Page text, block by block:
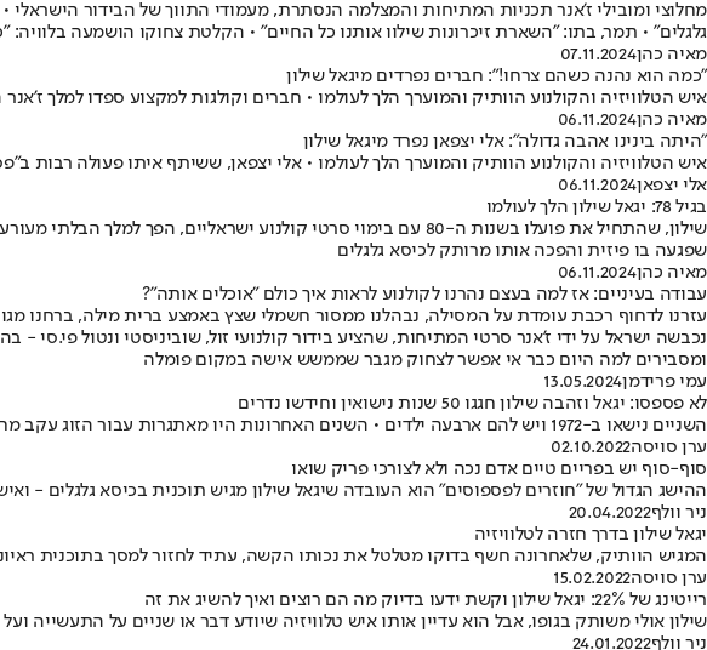
מחלוצי ומובילי ז'אנר תכניות המתיחות והמצלמה הנסתרת, מעמודי התווך של הבידור הישראלי
גלגלים" • תמר, בתו: "השארת זיכרונות שילוו אותנו כל החיים" • הקלטת צחוקו הושמעה בלוויה:
מאיה כהן07.11.2024
"כמה הוא נהנה כשהם צרחו!": חברים נפרדים מיגאל שילון
איש הטלוויזיה והקולנוע הוותיק והמוערך הלך לעולמו • חברים וקולגות למקצוע ספדו למלך
מאיה כהן06.11.2024
"היתה בינינו אהבה גדולה": אלי יצפאן נפרד מיגאל שילון
איש הטלוויזיה והקולנוע הוותיק והמוערך הלך לעולמו • אלי יצפאן, ששיתף איתו פעולה רבות
אלי יצפאן06.11.2024
בגיל 78: יגאל שילון הלך לעולמו
שילון, שהתחיל את פועלו בשנות ה-80 עם בימוי סרטי קולנוע
שפגעה בו פיזית והפכה אותו מרותק לכיסא גלגלים
מאיה כהן06.11.2024
עבודה בעיניים: אז למה בעצם נהרנו לקולנוע לראות איך כולם "אוכלים אותה"?
עזרנו לדחוף רכבת עומדת על המסילה, נבהלנו ממסור חשמלי שצץ באמצע ברית מילה, ברחנו
נכבשה ישראל על ידי ז'אנר סרטי המתיחות, שהציע בידור קולנועי זול, שוביניסטי ונטול פי.סי -
ומסבירים למה היום כבר אי אפשר לצחוק מגבר שממשש אישה במקום פומלה
עמי פרידמן13.05.2024
לא פספסו: יגאל וזהבה שילון חגגו 50 שנות נישואין וחידשו נדרים
השניים נישאו ב-1972 ויש להם ארבעה ילדים • השנים האחרונות היו מאתגרות עבור הזוג עקב מחלתו של שילון, שכידוע וכפי שחשף בסרט תיעודי, נשאר משותק עד גפיו התחתונות בעקבות תאונה
ערן סויסה02.10.2022
סוף-סוף יש בפריים טיים אדם נכה ולא לצורכי פריק שואו
ההישג הגדול של "חוזרים לפספוסים" הוא העובדה שיגאל שילון מגיש תוכנית בכיסא גלגלים -
ניר וולף20.04.2022
יגאל שילון בדרך חזרה לטלוויזיה
המגיש הוותיק, שלאחרונה חשף בדוקו מטלטל את נכותו הקשה, עתיד לחזור למסך בתוכנית ראיונות חדשה
ערן סויסה15.02.2022
רייטינג של 22%: יגאל שילון וקשת ידעו בדיוק מה הם רוצים ואיך להשיג את זה
שילון אולי משותק בגופו, אבל הוא עדיין אותו איש טלוויזיה שיודע דבר או שניים על התעשייה
ניר וולף24.01.2022